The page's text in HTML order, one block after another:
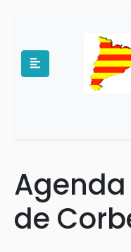
de